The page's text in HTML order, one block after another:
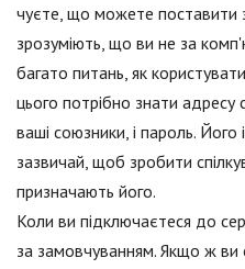
чуєте, що можете поставити
зрозуміють, що ви не за
багато питань, як
цього потрібно знати адресу
ваші союзники, і пароль. Його
зазвичай, щоб зробити
призначають його.
Коли ви підключаєтеся до
за замовчуванням. Якщо ж